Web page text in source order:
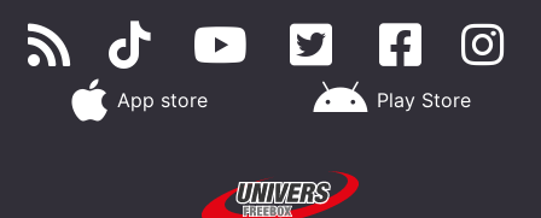
App store Play Store